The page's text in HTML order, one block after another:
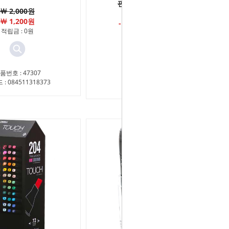
￦ 2,000원
￦ 1,200원
적립금 : 0원
번호 : 47307
: 084511318373
판매가격 ￦4,740원
- 추가할인 판매가 -